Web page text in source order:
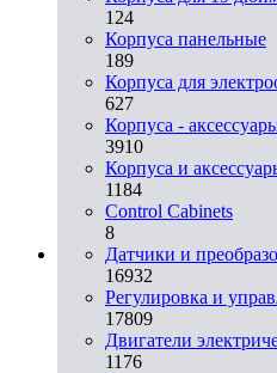
124
Корпуса панельные
189
Корпуса для
627
Корпуса -
3910
Корпуса и
1184
Control Cabinets
8
Датчики и
16932
Регулировка и
17809
Двигатели
1176